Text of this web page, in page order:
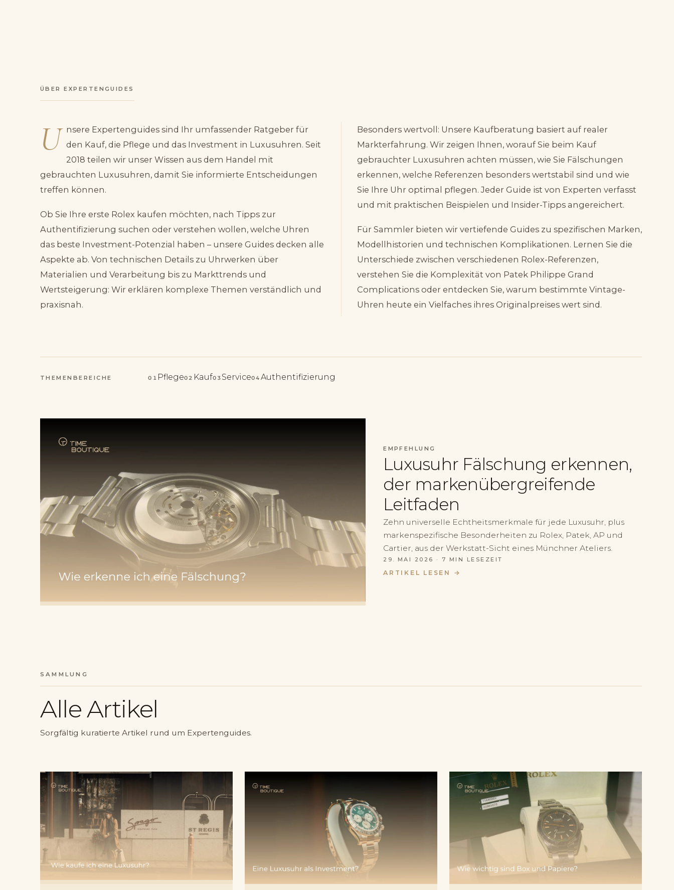
ÜBER EXPERTENGUIDES
U nsere Expertenguides sind Ihr umfassender Ratgeber für
den Kauf, die Pflege und das Investment in Luxusuhren. Seit
2018 teilen wir unser Wissen aus dem Handel mit
gebrauchten Luxusuhren, damit Sie informierte Entscheidungen
treffen können.
Ob Sie Ihre erste Rolex kaufen möchten, nach Tipps zur
Authentifizierung suchen oder verstehen wollen, welche Uhren
das beste Investment-Potenzial haben – unsere Guides decken alle
Aspekte ab. Von technischen Details zu Uhrwerken über
Materialien und Verarbeitung bis zu Markttrends und
Wertsteigerung: Wir erklären komplexe Themen verständlich und
praxisnah.
Besonders wertvoll: Unsere Kaufberatung basiert auf realer
Markterfahrung. Wir zeigen Ihnen, worauf Sie beim Kauf
gebrauchter Luxusuhren achten müssen, wie Sie Fälschungen
erkennen, welche Referenzen besonders wertstabil sind und wie
Sie Ihre Uhr optimal pflegen. Jeder Guide ist von Experten verfasst
und mit praktischen Beispielen und Insider-Tipps angereichert.
Für Sammler bieten wir vertiefende Guides zu spezifischen Marken,
Modellhistorien und technischen Komplikationen. Lernen Sie die
Unterschiede zwischen verschiedenen Rolex-Referenzen,
verstehen Sie die Komplexität von Patek Philippe Grand
Complications oder entdecken Sie, warum bestimmte Vintage-
Uhren heute ein Vielfaches ihres Originalpreises wert sind.
THEMENBEREICHE 01 Pflege02 Kauf03 Service04 Authentifizierung
EMPFEHLUNG
Luxusuhr Fälschung erkennen,
der markenübergreifende
Leitfaden
Zehn universelle Echtheitsmerkmale für jede Luxusuhr, plus
markenspezifische Besonderheiten zu Rolex, Patek, AP und
Cartier, aus der Werkstatt-Sicht eines Münchner Ateliers.
29. MAI 2026 · 7 MIN LESEZEIT
ARTIKEL LESEN →
SAMMLUNG
Alle Artikel
Sorgfältig kuratierte Artikel rund um Expertenguides.